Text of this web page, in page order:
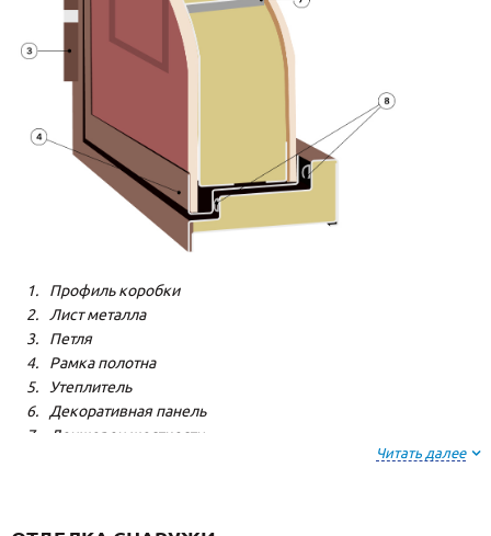
Профиль коробки
Лист металла
Петля
Рамка полотна
Утеплитель
Декоративная панель
Лонжерон жесткости
Читать далее